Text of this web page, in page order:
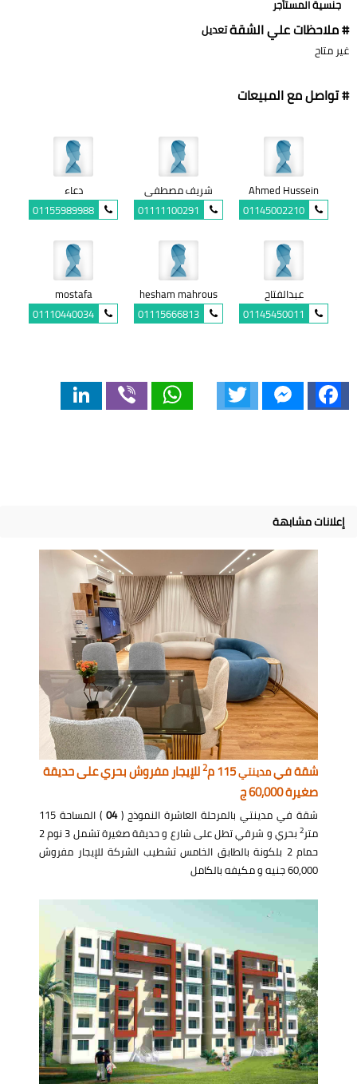
جنسية المستأجر
# ملاحظات علي الشقةتعديل
غير متاح
# تواصل مع المبيعات
Ahmed Hussein
01145002210
شريف مصطفى
01111100291
دعاء
01155989988
عبدالفتاح
01145450011
hesham mahrous
01115666813
mostafa
01110440034
Facebook
Messenger
WhatsApp
إعلانات مشابهة
شقة فيمدينتي115 م 2للإيجار مفروش بحري على حديقة
صغيرة 60,000 ج
شقة في مدينتي بالمرحلة العاشرة النموذج (04
) المساحة 115
متر2
بحري و شرقي تطل على شارع و حديقة صغيرة تشمل 3 نوم 2
حمام 2 بلكونة بالطابق الخامس تشطيب الشركة للإيجار مفروش
60,000 جنيه و مكيفه بالكامل